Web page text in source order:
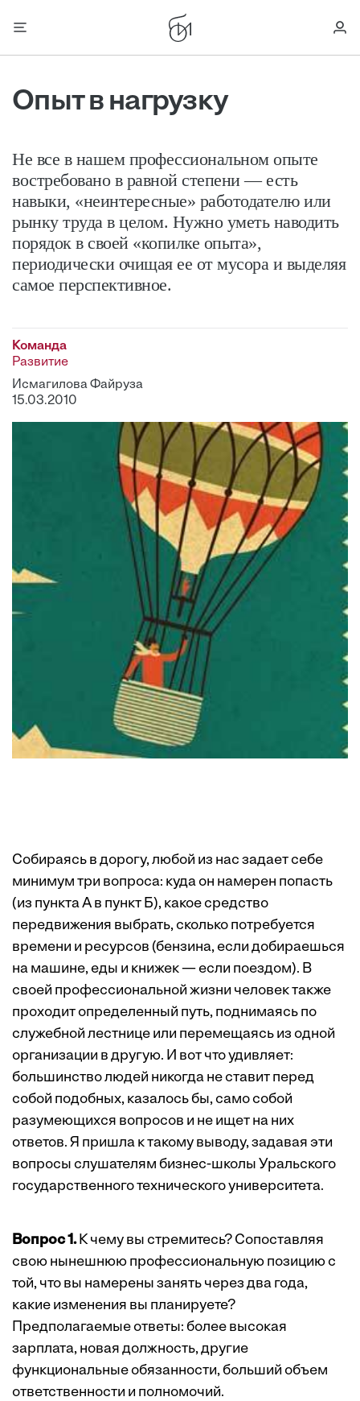
Опыт в нагрузку
Не все в нашем профессиональном опыте
востребовано в равной степени — есть
навыки, «неинтересные» работодателю или
рынку труда в целом. Нужно уметь наводить
порядок в своей «копилке опыта»,
периодически очищая ее от мусора и выделяя
самое перспективное.
Команда
Развитие
Исмагилова Файруза
15.03.2010
Собираяcь в дорогу, любой из нас задает себе
минимум три вопроса: куда он намерен попасть
(из пункта А в пункт Б), какое средство
передвижения выбрать, сколько потребуется
времени и ресурсов (бензина, если добираешься
на машине, еды и книжек — если поездом). В
своей профессиональной жизни человек также
проходит определенный путь, поднимаясь по
служебной лестнице или перемещаясь из одной
организации в другую. И вот что удивляет:
большинство людей никогда не ставит перед
собой подобных, казалось бы, само собой
разумеющихся вопросов и не ищет на них
ответов. Я пришла к такому выводу, задавая эти
вопросы слушателям бизнес-школы Уральского
государственного технического университета.
Вопрос 1.К чему вы стремитесь? Сопоставляя
свою нынешнюю профессиональную позицию с
той, что вы намерены занять через два года,
какие изменения вы планируете?
Предполагаемые ответы: более высокая
зарплата, новая должность, другие
функциональные обязанности, больший объем
ответственности и полномочий.